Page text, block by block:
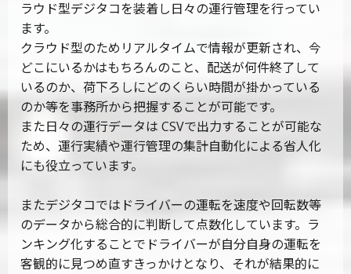
ラウド型デジタコを装着し日々の運行管理を行ってい
ます。
クラウド型のためリアルタイムで情報が更新され、今
どこにいるかはもちろんのこと、配送が何件終了して
いるのか、荷下ろしにどのくらい時間が掛かっている
のか等を事務所から把握することが可能です。
また日々の運行データは CSVで出力することが可能な
ため、運行実績や運行管理の集計自動化による省人化
にも役立っています。
またデジタコではドライバーの運転を速度や回転数等
のデータから総合的に判断して点数化しています。ラ
ンキング化することでドライバーが自分自身の運転を
客観的に見つめ直すきっかけとなり、それが結果的に